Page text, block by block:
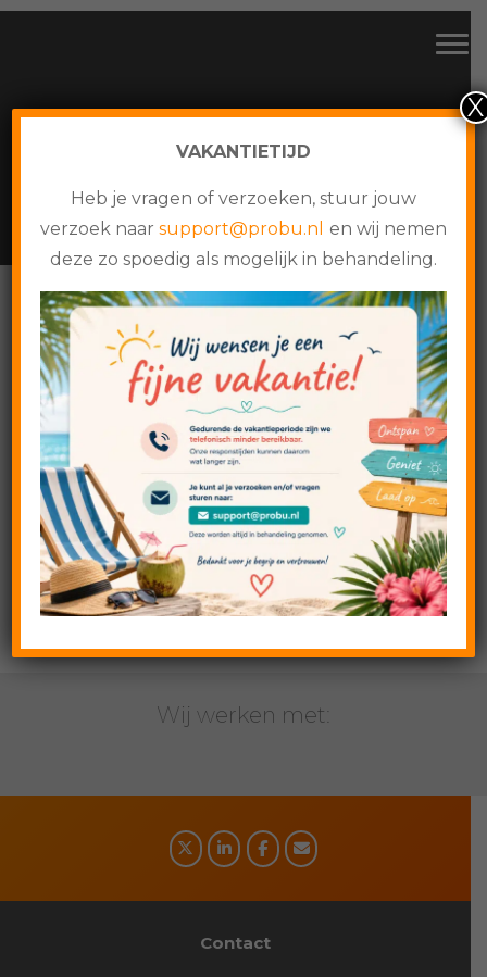
hoofdnavigatie
hoofd
JAN PENNINGS
Home › Google Search › Jan Pennings
Jan Pennings
10 juli 2021
jan lego masters, Jan Pennings overleden, LEGO
Masters
Geplaatst in: Google Search
Wij werken met:
Contact
VAKANTIETIJD
Heb je vragen of verzoeken, stuur jouw
verzoek naarsupport@probu.nl
en wij nemen
deze zo spoedig als mogelijk in behandeling.
X